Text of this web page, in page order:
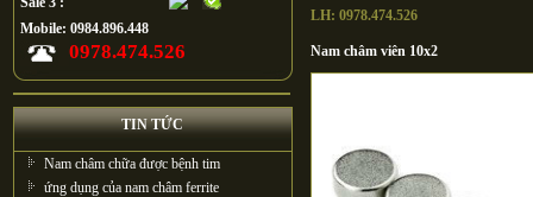
Mobile: 0984.896.448
0978.474.526
TIN TỨC
Nam châm chữa được bệnh tim
ứng dụng của nam châm ferrite
LH: 0978.474.526
Nam châm viên 10x2